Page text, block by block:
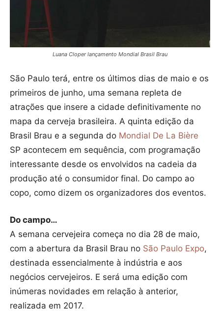
Luana Cloper lançamento Mondial Brasil Brau
São Paulo terá, entre os últimos dias de maio e os
primeiros de junho, uma semana repleta de
atrações que insere a cidade definitivamente no
mapa da cerveja brasileira. A quinta edição da
Brasil Brau e a segunda do Mondial De La Bière
SP acontecem em sequência, com programação
interessante desde os envolvidos na cadeia da
produção até o consumidor final. Do campo ao
copo, como dizem os organizadores dos eventos.
Do campo…
A semana cervejeira começa no dia 28 de maio,
com a abertura da Brasil Brau no São Paulo Expo,
destinada essencialmente à indústria e aos
negócios cervejeiros. E será uma edição com
inúmeras novidades em relação à anterior,
realizada em 2017.